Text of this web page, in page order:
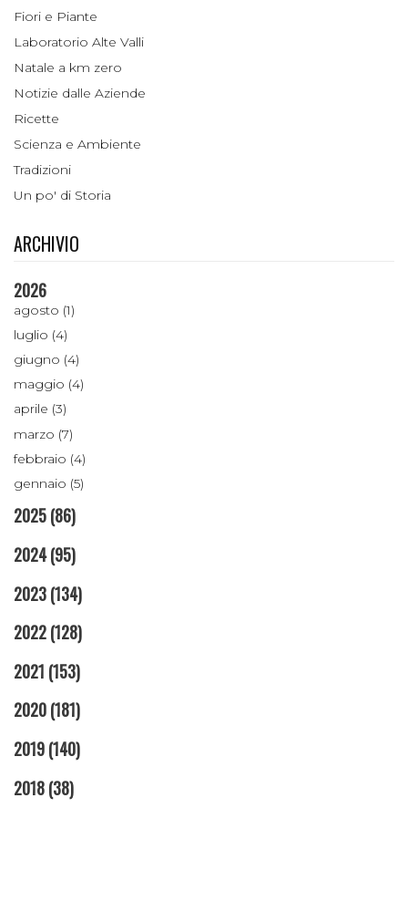
Fiori e Piante
Laboratorio Alte Valli
Natale a km zero
Notizie dalle Aziende
Ricette
Scienza e Ambiente
Tradizioni
Un po' di Storia
ARCHIVIO
2026
agosto (1)
luglio (4)
giugno (4)
maggio (4)
aprile (3)
marzo (7)
febbraio (4)
gennaio (5)
2025(86)
2024(95)
2023(134)
2022(128)
2021 (153)
2020(181)
2019(140)
2018(38)